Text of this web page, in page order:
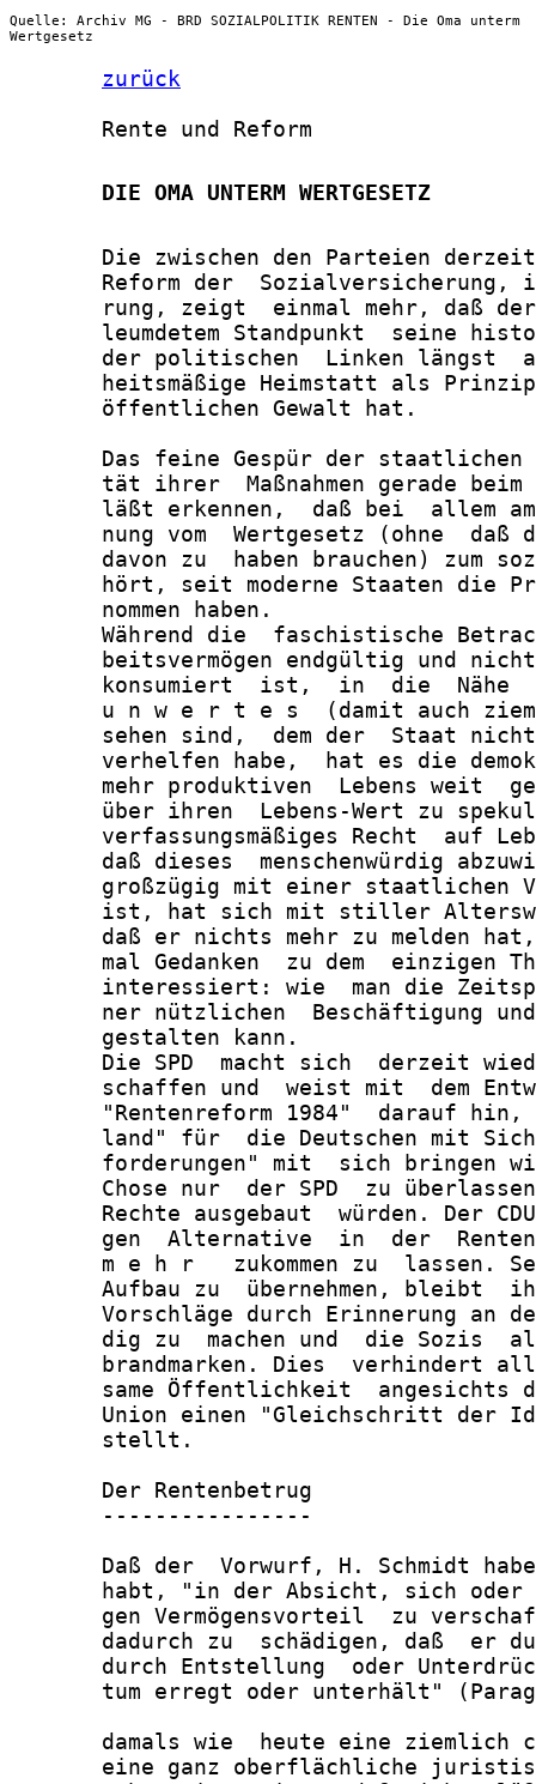
Quelle: Archiv MG - BRD SOZIALPOLITIK RENTEN - Die Oma unterm
Wertgesetz
zurück
       Rente und Reform
       DIE OMA UNTERM WERTGESETZ